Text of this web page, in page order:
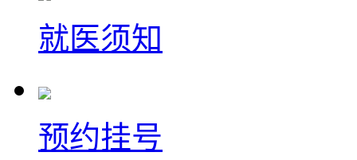
就医须知
预约挂号